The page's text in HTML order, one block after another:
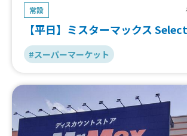
常設
【平日】ミスターマックス
#スーパーマーケット